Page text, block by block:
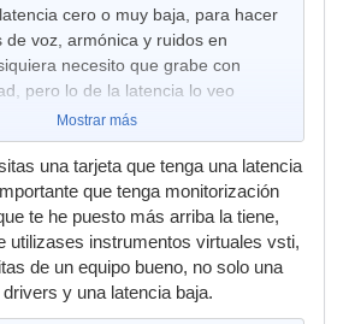
cero o muy baja, para hacer
de voz, armónica y ruidos en
necesito que grabe con
pero lo de la latencia lo veo
Mostrar más
una tarjeta que tenga una latencia
que tenga monitorización
te he puesto más arriba la tiene,
utilizases instrumentos virtuales vsti,
de un equipo bueno, no solo una
y una latencia baja.